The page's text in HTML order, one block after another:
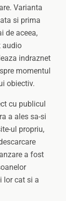
Varianta
si prima
de aceea,
audio
indraznet
momentul
obiectiv.
cu publicul
a ales sa-si
ul propriu,
a fost
lor cat si a